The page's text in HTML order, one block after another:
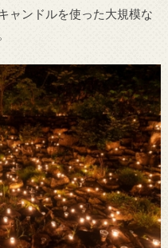
ャンドルを使った大規模な